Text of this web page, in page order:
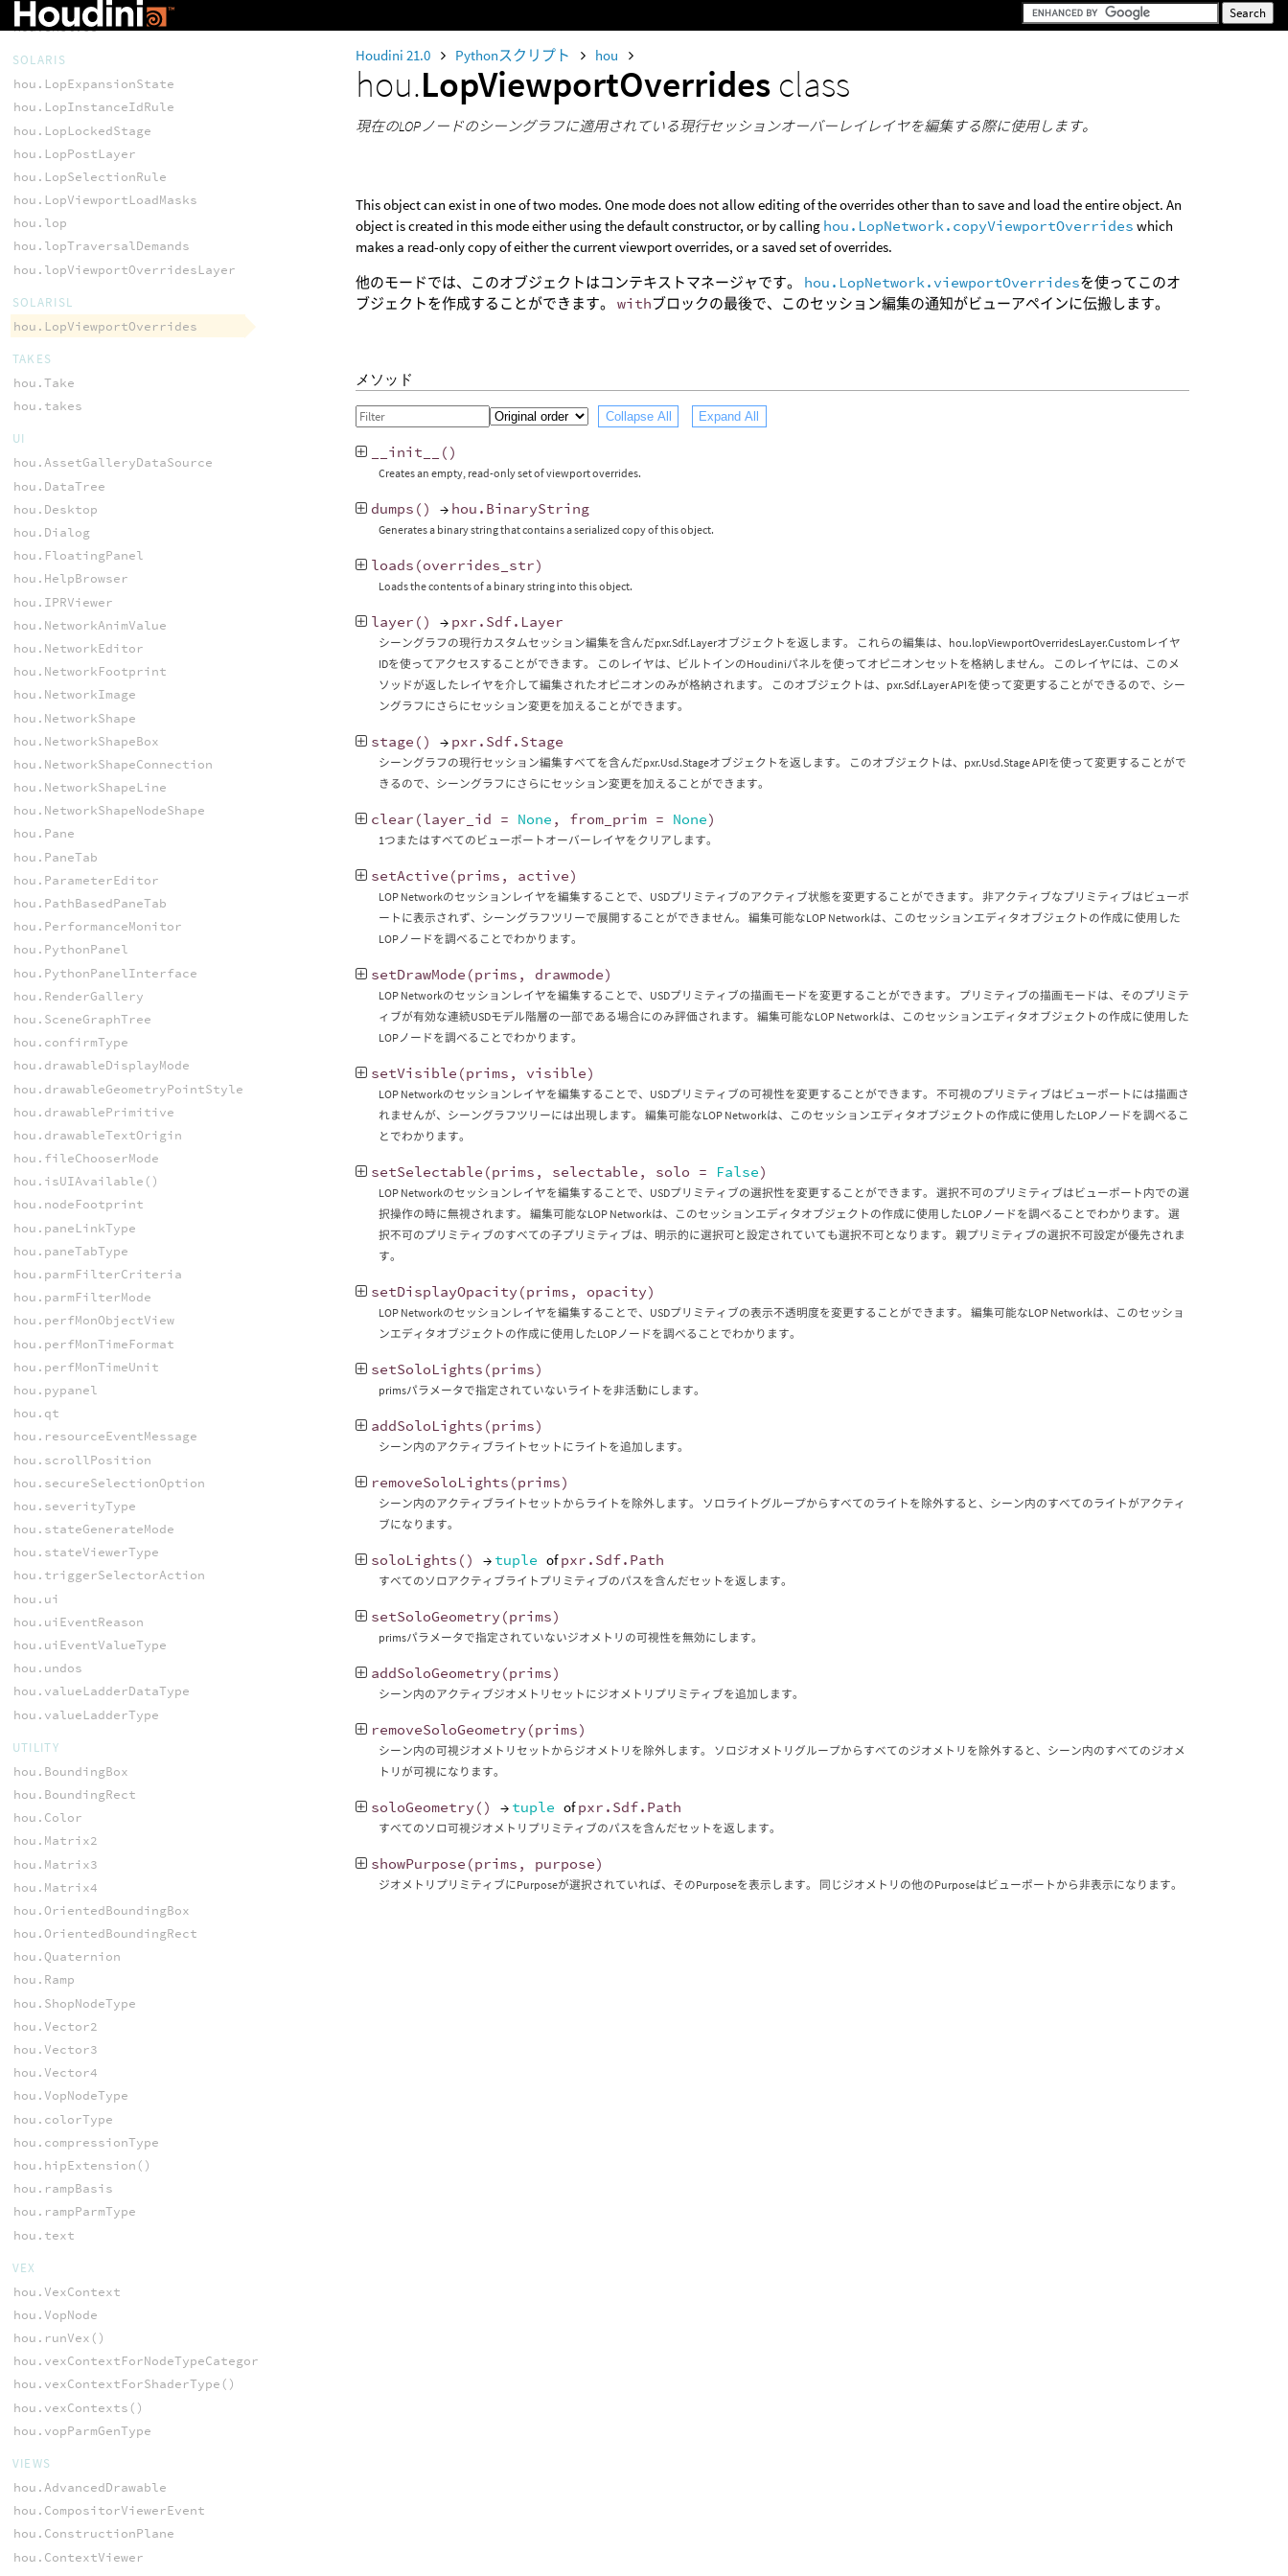
Houdini 21.0 Pythonスクリプト hou
hou.LopViewportOverrides class
現在のLOPノードのシーングラフに適用されている現行セッションオーバーレイレイヤを編集する際に使用します。
This object can exist in one of two modes. One mode does not allow editing of the overrides other than to save and load the entire object. An
object is created in this mode either using the default constructor, or by calling hou.LopNetwork.copyViewportOverrides which
makes a read-only copy of either the current viewport overrides, or a saved set of overrides.
他のモードでは、このオブジェクトはコンテキストマネージャです。 hou.LopNetwork.viewportOverridesを使ってこのオ
ブジェクトを作成することができます。withブロックの最後で、このセッション編集の通知がビューアペインに伝搬します。
メソッド
Collapse All Expand All
__init__ ()
Creates an empty, read-only set of viewport overrides.
dumps () → hou . BinaryString
Generates a binary string that contains a serialized copy of this object.
loads (overrides_str)
Loads the contents of a binary string into this object.
layer () → pxr . Sdf. Layer
シーングラフの現行カスタムセッション編集を含んだpxr.Sdf.Layerオブジェクトを返します。 これらの編集は、hou.lopViewportOverridesLayer.Customレイヤ
IDを使ってアクセスすることができます。 このレイヤは、ビルトインのHoudiniパネルを使ってオピニオンセットを格納しません。 このレイヤには、このメ
ソッドが返したレイヤを介して編集されたオピニオンのみが格納されます。 このオブジェクトは、pxr.Sdf.Layer APIを使って変更することができるので、シー
ングラフにさらにセッション変更を加えることができます。
stage () → pxr . Sdf. Stage
シーングラフの現行セッション編集すべてを含んだpxr.Usd.Stageオブジェクトを返します。 このオブジェクトは、pxr.Usd.Stage APIを使って変更することがで
きるので、シーングラフにさらにセッション変更を加えることができます。
clear (layer_id = None , from_prim = None)
1つまたはすべてのビューポートオーバーレイヤをクリアします。
setActive (prims , active)
LOP Networkのセッションレイヤを編集することで、USDプリミティブのアクティブ状態を変更することができます。 非アクティブなプリミティブはビューポ
ートに表示されず、シーングラフツリーで展開することができません。 編集可能なLOP Networkは、このセッションエディタオブジェクトの作成に使用した
LOPノードを調べることでわかります。
setDrawMode (prims , drawmode)
LOP Networkのセッションレイヤを編集することで、USDプリミティブの描画モードを変更することができます。 プリミティブの描画モードは、そのプリミテ
ィブが有効な連続USDモデル階層の一部である場合にのみ評価されます。 編集可能なLOP Networkは、このセッションエディタオブジェクトの作成に使用した
LOPノードを調べることでわかります。
setVisible (prims , visible)
LOP Networkのセッションレイヤを編集することで、USDプリミティブの可視性を変更することができます。 不可視のプリミティブはビューポートには描画さ
れませんが、シーングラフツリーには出現します。 編集可能なLOP Networkは、このセッションエディタオブジェクトの作成に使用したLOPノードを調べるこ
とでわかります。
setSelectable (prims , selectable , solo = False)
LOP Networkのセッションレイヤを編集することで、USDプリミティブの選択性を変更することができます。 選択不可のプリミティブはビューポート内での選
択操作の時に無視されます。 編集可能なLOP Networkは、このセッションエディタオブジェクトの作成に使用したLOPノードを調べることでわかります。 選
択不可のプリミティブのすべての子プリミティブは、明示的に選択可と設定されていても選択不可となります。 親プリミティブの選択不可設定が優先されま
す。
setDisplayOpacity (prims , opacity)
LOP Networkのセッションレイヤを編集することで、USDプリミティブの表示不透明度を変更することができます。 編集可能なLOP Networkは、このセッショ
ンエディタオブジェクトの作成に使用したLOPノードを調べることでわかります。
setSoloLights (prims)
primsパラメータで指定されていないライトを非活動にします。
addSoloLights (prims)
シーン内のアクティブライトセットにライトを追加します。
removeSoloLights (prims)
シーン内のアクティブライトセットからライトを除外します。 ソロライトグループからすべてのライトを除外すると、シーン内のすべてのライトがアクティ
ブになります。
soloLights () → tuple ofpxr . Sdf. Path
すべてのソロアクティブライトプリミティブのパスを含んだセットを返します。
setSoloGeometry (prims)
primsパラメータで指定されていないジオメトリの可視性を無効にします。
addSoloGeometry (prims)
シーン内のアクティブジオメトリセットにジオメトリプリミティブを追加します。
removeSoloGeometry (prims)
シーン内の可視ジオメトリセットからジオメトリを除外します。 ソロジオメトリグループからすべてのジオメトリを除外すると、シーン内のすべてのジオメ
トリが可視になります。
soloGeometry () → tuple ofpxr . Sdf. Path
すべてのソロ可視ジオメトリプリミティブのパスを含んだセットを返します。
showPurpose (prims , purpose)
ジオメトリプリミティブにPurposeが選択されていれば、そのPurposeを表示します。 同じジオメトリの他のPurposeはビューポートから非表示になります。
hou.Tool
hou.shelves
SOLARIS
hou.LopExpansionState
hou.LopInstanceIdRule
hou.LopLockedStage
hou.LopPostLayer
hou.LopSelectionRule
hou.LopViewportLoadMasks
hou.lop
hou.lopTraversalDemands
hou.lopViewportOverridesLayer
SOLARISL
hou.LopViewportOverrides
TAKES
hou.Take
hou.takes
UI
hou.AssetGalleryDataSource
hou.DataTree
hou.Desktop
hou.Dialog
hou.FloatingPanel
hou.HelpBrowser
hou.IPRViewer
hou.NetworkAnimValue
hou.NetworkEditor
hou.NetworkFootprint
hou.NetworkImage
hou.NetworkShape
hou.NetworkShapeBox
hou.NetworkShapeConnection
hou.NetworkShapeLine
hou.NetworkShapeNodeShape
hou.Pane
hou.PaneTab
hou.ParameterEditor
hou.PathBasedPaneTab
hou.PerformanceMonitor
hou.PythonPanel
hou.PythonPanelInterface
hou.RenderGallery
hou.SceneGraphTree
hou.confirmType
hou.drawableDisplayMode
hou.drawableGeometryPointStyle
hou.drawablePrimitive
hou.drawableTextOrigin
hou.fileChooserMode
hou.isUIAvailable()
hou.nodeFootprint
hou.paneLinkType
hou.paneTabType
hou.parmFilterCriteria
hou.parmFilterMode
hou.perfMonObjectView
hou.perfMonTimeFormat
hou.perfMonTimeUnit
hou.pypanel
hou.qt
hou.resourceEventMessage
hou.scrollPosition
hou.secureSelectionOption
hou.severityType
hou.stateGenerateMode
hou.stateViewerType
hou.triggerSelectorAction
hou.ui
hou.uiEventReason
hou.uiEventValueType
hou.undos
hou.valueLadderDataType
hou.valueLadderType
UTILITY
hou.BoundingBox
hou.BoundingRect
hou.Color
hou.Matrix2
hou.Matrix3
hou.Matrix4
hou.OrientedBoundingBox
hou.OrientedBoundingRect
hou.Quaternion
hou.Ramp
hou.ShopNodeType
hou.Vector2
hou.Vector3
hou.Vector4
hou.VopNodeType
hou.colorType
hou.compressionType
hou.hipExtension()
hou.rampBasis
hou.rampParmType
hou.text
VEX
hou.VexContext
hou.VopNode
hou.runVex()
hou.vexContextForNodeTypeCategory()
hou.vexContextForShaderType()
hou.vexContexts()
hou.vopParmGenType
VIEWS
hou.AdvancedDrawable
hou.CompositorViewerEvent
hou.ConstructionPlane
hou.ContextViewer